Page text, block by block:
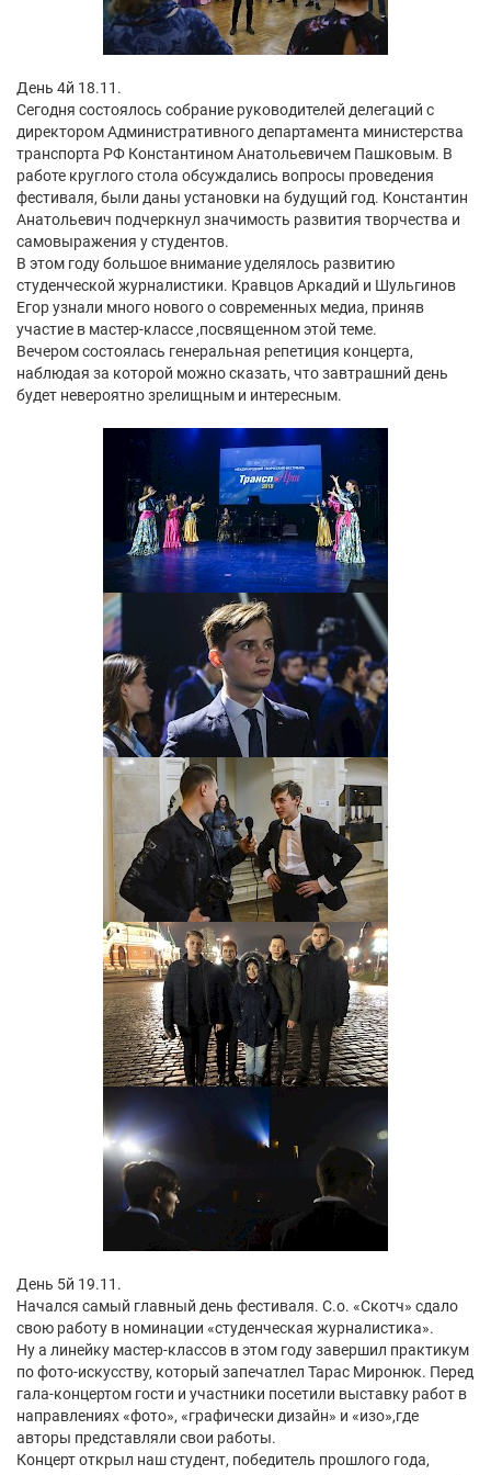
День 4й 18.11.
Сегодня состоялось собрание руководителей делегаций с
директором Административного департамента министерства
транспорта РФ Константином Анатольевичем Пашковым. В
работе круглого стола обсуждались вопросы проведения
фестиваля, были даны установки на будущий год. Константин
Анатольевич подчеркнул значимость развития творчества и
самовыражения у студентов.
В этом году большое внимание уделялось развитию
студенческой журналистики. Кравцов Аркадий и Шульгинов
Егор узнали много нового о современных медиа, приняв
участие в мастер-классе ,посвященном этой теме.
Вечером состоялась генеральная репетиция концерта,
наблюдая за которой можно сказать, что завтрашний день
будет невероятно зрелищным и интересным.
День 5й 19.11.
Начался самый главный день фестиваля. С.о. «Скотч» сдало
свою работу в номинации «студенческая журналистика».
Ну а линейку мастер-классов в этом году завершил практикум
по фото-искусству, который запечатлел Тарас Миронюк. Перед
гала-концертом гости и участники посетили выставку работ в
направлениях «фото», «графически дизайн» и «изо»,где
авторы представляли свои работы.
Концерт открыл наш студент, победитель прошлого года,